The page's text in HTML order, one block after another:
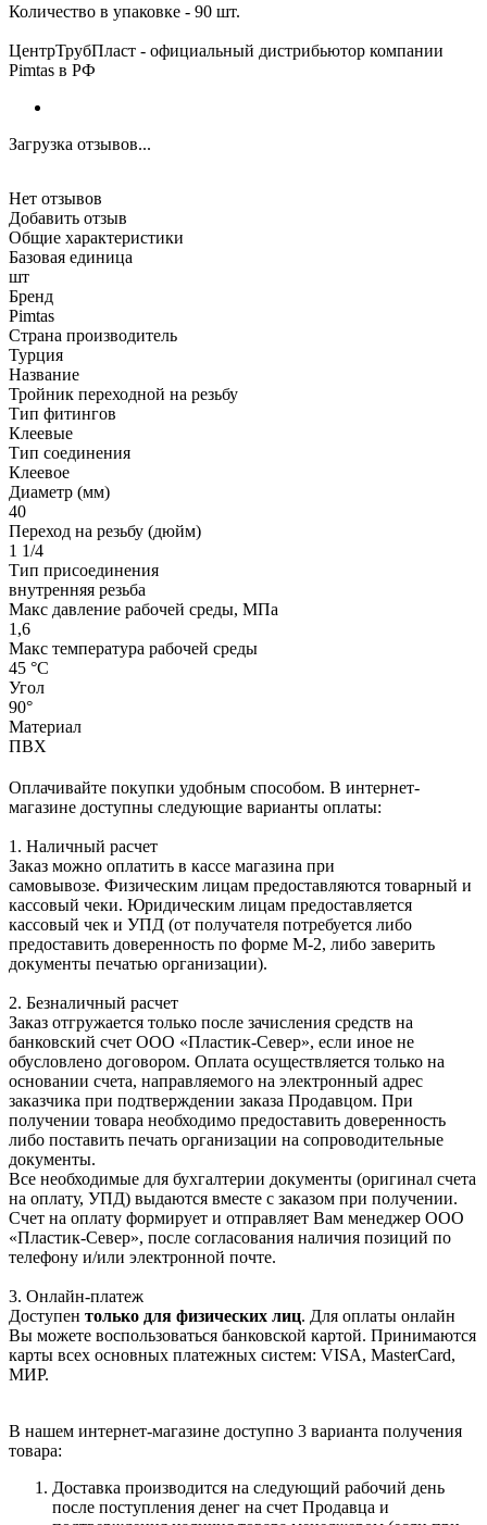
Количество в упаковке - 90 шт.
ЦентрТрубПласт - официальный дистрибьютор компании
Pimtas в РФ
Загрузка отзывов...
Нет отзывов
Добавить отзыв
Общие характеристики
Базовая единица
шт
Бренд
Pimtas
Страна производитель
Турция
Название
Тройник переходной на резьбу
Тип фитингов
Клеевые
Тип соединения
Клеевое
Диаметр (мм)
40
Переход на резьбу (дюйм)
1 1/4
Тип присоединения
внутренняя резьба
Макс давление рабочей среды, МПа
1,6
Макс температура рабочей среды
45 °С
Угол
90°
Материал
ПВХ
Оплачивайте покупки удобным способом. В интернет-
магазине доступны следующие варианты оплаты:
1. Наличный расчет
Заказ можно оплатить в кассе магазина при
самовывозе. Физическим лицам предоставляются товарный и
кассовый чеки. Юридическим лицам предоставляется
кассовый чек и УПД (от получателя потребуется либо
предоставить доверенность по форме М-2, либо заверить
документы печатью организации).
2. Безналичный расчет
Заказ отгружается только после зачисления средств на
банковский счет ООО «Пластик-Север», если иное не
обусловлено договором. Оплата осуществляется только на
основании счета, направляемого на электронный адрес
заказчика при подтверждении заказа Продавцом. При
получении товара необходимо предоставить доверенность
либо поставить печать организации на сопроводительные
документы.
Все необходимые для бухгалтерии документы (оригинал счета
на оплату, УПД) выдаются вместе с заказом при получении.
Счет на оплату формирует и отправляет Вам менеджер ООО
«Пластик-Север», после согласования наличия позиций по
телефону и/или электронной почте.
3. Онлайн-платеж
Доступен только для физических лиц. Для оплаты онлайн
Вы можете воспользоваться банковской картой. Принимаются
карты всех основных платежных систем: VISA, MasterCard,
МИР.
В нашем интернет-магазине доступно 3 варианта получения
товара:
Доставка производится на следующий рабочий день
после поступления денег на счет Продавца и